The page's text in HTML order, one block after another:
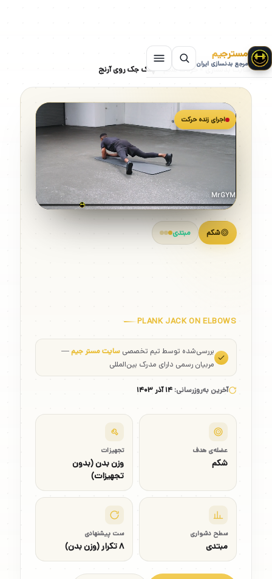
مسترجیم
مرجع بدنسازی ایران
سایت بدنسازی»حرکات شکم»پلنک جک روی آرنج
شکم مبتدی
PLANK JACK ON ELBOWS
بررسی‌شده توسط تیم تخصصیسایت مستر جیم—
مربیان رسمی دارای مدرک بین‌المللی
آخرین به‌روزرسانی:۱۴ آذر ۱۴۰۳
عضله‌ی هدف
شکم
تجهیزات
وزن بدن (بدون
تجهیزات)
سطح دشواری
مبتدی
ست پیشنهادی
۸ تکرار (وزن بدن)
اجرای زنده حرکت
MrGYM